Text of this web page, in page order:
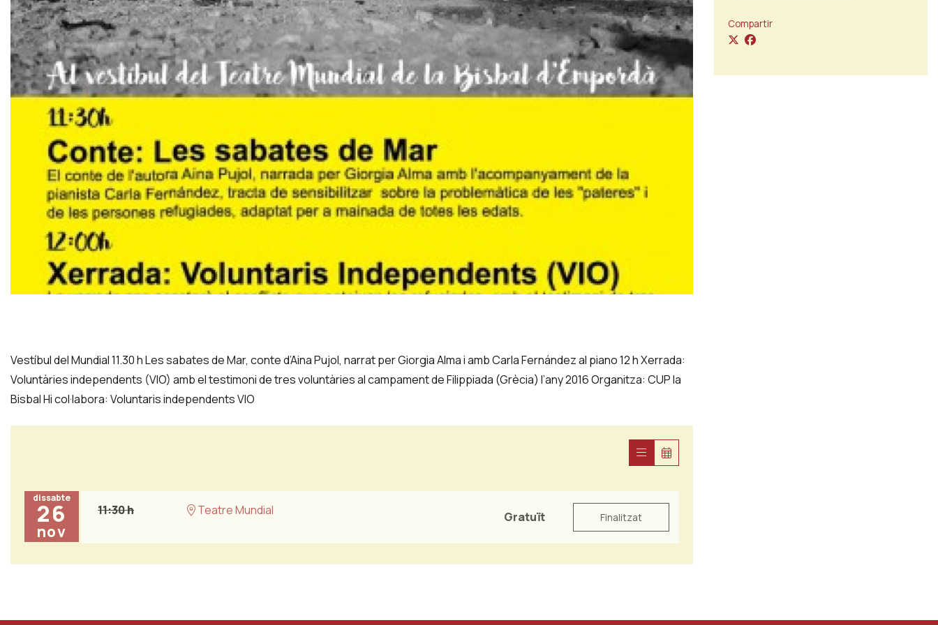
Compartir
Vestíbul del Mundial 11.30 h Les sabates de Mar, conte d’Aina Pujol, narrat per Giorgia Alma i amb Carla Fernández al piano 12 h Xerrada:
Voluntàries independents (VIO) amb el testimoni de tres voluntàries al campament de Filippiada (Grècia) l’any 2016 Organitza: CUP la
Bisbal Hi col·labora: Voluntaris independents VIO
dissabte
26
nov
11:30 h Teatre Mundial Gratuït Finalitzat